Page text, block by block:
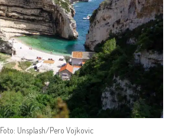
Foto: Unsplash/Pero Vojkovic